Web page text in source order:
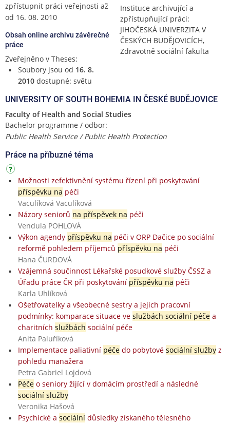
zpřístupnit práci veřejnosti až
od 16. 08. 2010
Obsah online archivu závěrečné
práce
Zveřejněno v Theses:
Soubory jsou od 16. 8.
2010dostupné: světu
Instituce archivující a
zpřístupňující práci:
JIHOČESKÁ UNIVERZITA V
ČESKÝCH BUDĚJOVICÍCH,
Zdravotně sociální fakulta
UNIVERSITY OF SOUTH BOHEMIA IN ČESKÉ BUDĚJOVICE
Faculty of Health and Social Studies
Bachelor programme / odbor:
Public Health Service / Public Health Protection
Práce na příbuzné téma
Možnosti zefektivnění systému řízení při poskytování
příspěvku na péči
Vaculíková Vaculíková
Názory seniorů na příspěvek na péči
Vendula POHLOVÁ
Výkon agendy příspěvku na péči v ORP Dačice po sociální
reformě pohledem příjemců příspěvku na péči
Hana ČURDOVÁ
Vzájemná součinnost Lékařské posudkové služby ČSSZ a
Úřadu práce ČR při poskytování příspěvku na péči
Karla Uhlíková
Ošetřovatelky a všeobecné sestry a jejich pracovní
podmínky: komparace situace ve službách sociální péčea
charitních službách sociální péče
Anita Paluříková
Implementace paliativní péčedo pobytové sociální službyz
pohledu manažera
Petra Gabriel Lojdová
Péčeo seniory žijící v domácím prostředí a následné
sociální služby
Veronika Hašová
Psychické a sociálnídůsledky získaného tělesného